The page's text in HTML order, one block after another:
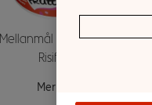
Mellanmål Hallon 175g
Risifrutti
Mer info